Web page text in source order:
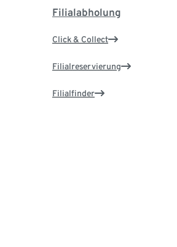
Filialabholung
Click & Collect
Filialreservierung
Filialfinder